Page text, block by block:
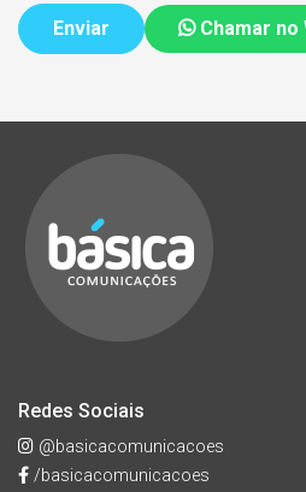
Chamar no
Redes Sociais
@basicacomunicacoes
/basicacomunicacoes